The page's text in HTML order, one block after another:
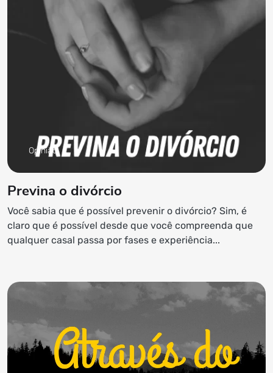
Opinião
Previna o divórcio
Você sabia que é possível prevenir o divórcio? Sim, é
claro que é possível desde que você compreenda que
qualquer casal passa por fases e experiência...